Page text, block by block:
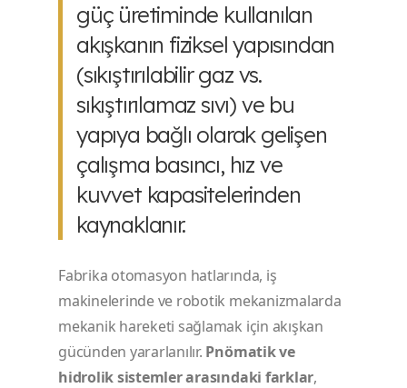
güç üretiminde kullanılan
akışkanın fiziksel yapısından
(sıkıştırılabilir gaz vs.
sıkıştırılamaz sıvı) ve bu
yapıya bağlı olarak gelişen
çalışma basıncı, hız ve
kuvvet kapasitelerinden
kaynaklanır.
Fabrika otomasyon hatlarında, iş
makinelerinde ve robotik mekanizmalarda
mekanik hareketi sağlamak için akışkan
gücünden yararlanılır. Pnömatik ve
hidrolik sistemler arasındaki farklar,